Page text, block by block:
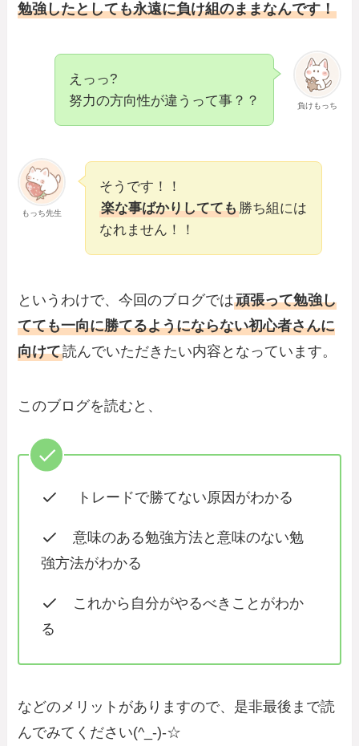
勉強したとしても永遠に負け組のままなんです！
負けもっち
えっっ?
努力の方向性が違うって事？？
もっち先生
そうです！！
楽な事ばかりしてても勝ち組には
なれません！！
というわけで、今回のブログでは頑張って勉強し
てても一向に勝てるようにならない初心者さんに
向けて読んでいただきたい内容となっています。
このブログを読むと、
トレードで勝てない原因がわかる
意味のある勉強方法と意味のない勉
強方法がわかる
これから自分がやるべきことがわか
る
などのメリットがありますので、是非最後まで読
んでみてください(^_-)-☆